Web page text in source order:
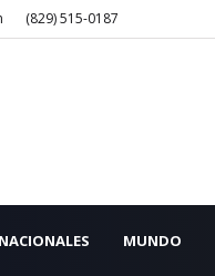
(829) 515-0187
NACIONALES MUNDO